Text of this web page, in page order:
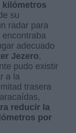
kilómetros
su
radar para
adecuado
Jezero,
pudo existir
a la
trasera
reducir la
por